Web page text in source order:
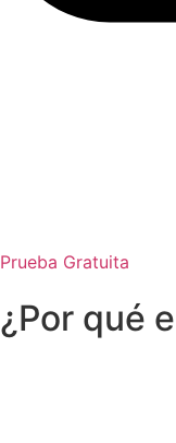
Prueba Gratuita
¿Por qué